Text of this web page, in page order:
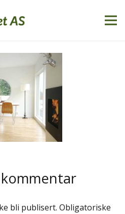
bli publisert. Obligatoriske